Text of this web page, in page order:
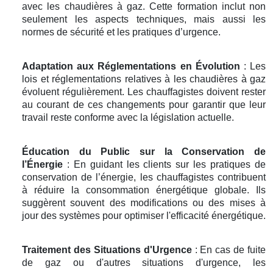
avec les chaudières à gaz. Cette formation inclut non
seulement les aspects techniques, mais aussi les
normes de sécurité et les pratiques d’urgence.
Adaptation aux Réglementations en Évolution : Les
lois et réglementations relatives à les chaudières à gaz
évoluent régulièrement. Les chauffagistes doivent rester
au courant de ces changements pour garantir que leur
travail reste conforme avec la législation actuelle.
Éducation du Public sur la Conservation de
l’Énergie : En guidant les clients sur les pratiques de
conservation de l’énergie, les chauffagistes contribuent
à réduire la consommation énergétique globale. Ils
suggèrent souvent des modifications ou des mises à
jour des systèmes pour optimiser l'efficacité énergétique.
Traitement des Situations d'Urgence: En cas de fuite
de gaz ou d'autres situations d'urgence, les